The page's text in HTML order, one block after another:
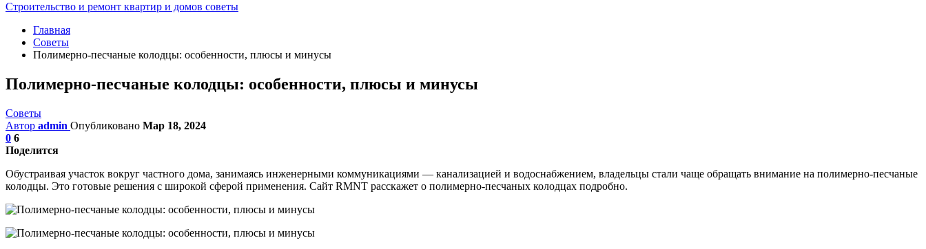
Строительство и ремонт квартир и домов советы
Главная
Советы
Полимерно-песчаные колодцы: особенности, плюсы и минусы
Полимерно-песчаные колодцы: особенности, плюсы и минусы
Советы
Автор admin Опубликовано Мар 18, 2024
0 6
Поделится
Обустраивая участок вокруг частного дома, занимаясь инженерными коммуникациями — канализацией и водоснабжением, владельцы стали чаще обращать внимание на полимерно-песчаные
колодцы. Это готовые решения с широкой сферой применения. Сайт RMNT расскажет о полимерно-песчаных колодцах подробно.